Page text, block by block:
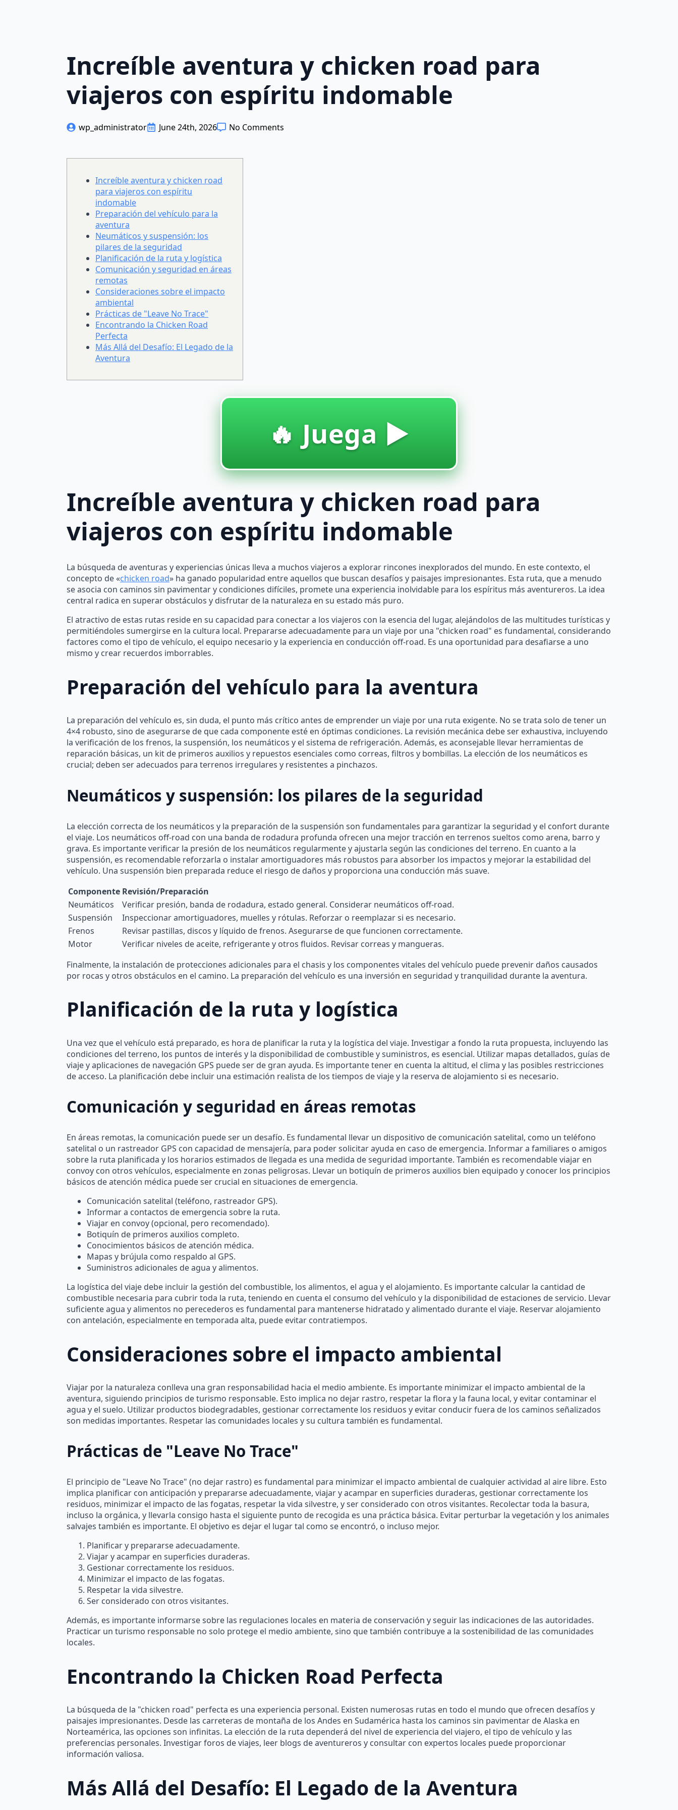
Increíble aventura y chicken road para
viajeros con espíritu indomable
wp_administrator June 24th, 2026 No Comments
Increíble aventura y chicken road
para viajeros con espíritu
indomable
Preparación del vehículo para la
aventura
Neumáticos y suspensión: los
pilares de la seguridad
Planificación de la ruta y logística
Comunicación y seguridad en áreas
remotas
Consideraciones sobre el impacto
ambiental
Prácticas de "Leave No Trace"
Encontrando la Chicken Road
Perfecta
Más Allá del Desafío: El Legado de la
Aventura
🔥 Juega ▶️
Increíble aventura y chicken road para
viajeros con espíritu indomable
La búsqueda de aventuras y experiencias únicas lleva a muchos viajeros a explorar rincones inexplorados del mundo. En este contexto, el
concepto de «chicken road» ha ganado popularidad entre aquellos que buscan desafíos y paisajes impresionantes. Esta ruta, que a menudo
se asocia con caminos sin pavimentar y condiciones difíciles, promete una experiencia inolvidable para los espíritus más aventureros. La idea
central radica en superar obstáculos y disfrutar de la naturaleza en su estado más puro.
El atractivo de estas rutas reside en su capacidad para conectar a los viajeros con la esencia del lugar, alejándolos de las multitudes turísticas y
permitiéndoles sumergirse en la cultura local. Prepararse adecuadamente para un viaje por una "chicken road" es fundamental, considerando
factores como el tipo de vehículo, el equipo necesario y la experiencia en conducción off-road. Es una oportunidad para desafiarse a uno
mismo y crear recuerdos imborrables.
Preparación del vehículo para la aventura
La preparación del vehículo es, sin duda, el punto más crítico antes de emprender un viaje por una ruta exigente. No se trata solo de tener un
4×4 robusto, sino de asegurarse de que cada componente esté en óptimas condiciones. La revisión mecánica debe ser exhaustiva, incluyendo
la verificación de los frenos, la suspensión, los neumáticos y el sistema de refrigeración. Además, es aconsejable llevar herramientas de
reparación básicas, un kit de primeros auxilios y repuestos esenciales como correas, filtros y bombillas. La elección de los neumáticos es
crucial; deben ser adecuados para terrenos irregulares y resistentes a pinchazos.
Neumáticos y suspensión: los pilares de la seguridad
La elección correcta de los neumáticos y la preparación de la suspensión son fundamentales para garantizar la seguridad y el confort durante
el viaje. Los neumáticos off-road con una banda de rodadura profunda ofrecen una mejor tracción en terrenos sueltos como arena, barro y
grava. Es importante verificar la presión de los neumáticos regularmente y ajustarla según las condiciones del terreno. En cuanto a la
suspensión, es recomendable reforzarla o instalar amortiguadores más robustos para absorber los impactos y mejorar la estabilidad del
vehículo. Una suspensión bien preparada reduce el riesgo de daños y proporciona una conducción más suave.
Componente Revisión/Preparación
Neumáticos
Verificar presión, banda de rodadura, estado general. Considerar neumáticos off-road.
Suspensión
Inspeccionar amortiguadores, muelles y rótulas. Reforzar o reemplazar si es necesario.
Frenos
Revisar pastillas, discos y líquido de frenos. Asegurarse de que funcionen correctamente.
Motor
Verificar niveles de aceite, refrigerante y otros fluidos. Revisar correas y mangueras.
Finalmente, la instalación de protecciones adicionales para el chasis y los componentes vitales del vehículo puede prevenir daños causados
por rocas y otros obstáculos en el camino. La preparación del vehículo es una inversión en seguridad y tranquilidad durante la aventura.
Planificación de la ruta y logística
Una vez que el vehículo está preparado, es hora de planificar la ruta y la logística del viaje. Investigar a fondo la ruta propuesta, incluyendo las
condiciones del terreno, los puntos de interés y la disponibilidad de combustible y suministros, es esencial. Utilizar mapas detallados, guías de
viaje y aplicaciones de navegación GPS puede ser de gran ayuda. Es importante tener en cuenta la altitud, el clima y las posibles restricciones
de acceso. La planificación debe incluir una estimación realista de los tiempos de viaje y la reserva de alojamiento si es necesario.
Comunicación y seguridad en áreas remotas
En áreas remotas, la comunicación puede ser un desafío. Es fundamental llevar un dispositivo de comunicación satelital, como un teléfono
satelital o un rastreador GPS con capacidad de mensajería, para poder solicitar ayuda en caso de emergencia. Informar a familiares o amigos
sobre la ruta planificada y los horarios estimados de llegada es una medida de seguridad importante. También es recomendable viajar en
convoy con otros vehículos, especialmente en zonas peligrosas. Llevar un botiquín de primeros auxilios bien equipado y conocer los principios
básicos de atención médica puede ser crucial en situaciones de emergencia.
Comunicación satelital (teléfono, rastreador GPS).
Informar a contactos de emergencia sobre la ruta.
Viajar en convoy (opcional, pero recomendado).
Botiquín de primeros auxilios completo.
Conocimientos básicos de atención médica.
Mapas y brújula como respaldo al GPS.
Suministros adicionales de agua y alimentos.
La logística del viaje debe incluir la gestión del combustible, los alimentos, el agua y el alojamiento. Es importante calcular la cantidad de
combustible necesaria para cubrir toda la ruta, teniendo en cuenta el consumo del vehículo y la disponibilidad de estaciones de servicio. Llevar
suficiente agua y alimentos no perecederos es fundamental para mantenerse hidratado y alimentado durante el viaje. Reservar alojamiento
con antelación, especialmente en temporada alta, puede evitar contratiempos.
Consideraciones sobre el impacto ambiental
Viajar por la naturaleza conlleva una gran responsabilidad hacia el medio ambiente. Es importante minimizar el impacto ambiental de la
aventura, siguiendo principios de turismo responsable. Esto implica no dejar rastro, respetar la flora y la fauna local, y evitar contaminar el
agua y el suelo. Utilizar productos biodegradables, gestionar correctamente los residuos y evitar conducir fuera de los caminos señalizados
son medidas importantes. Respetar las comunidades locales y su cultura también es fundamental.
Prácticas de "Leave No Trace"
El principio de "Leave No Trace" (no dejar rastro) es fundamental para minimizar el impacto ambiental de cualquier actividad al aire libre. Esto
implica planificar con anticipación y prepararse adecuadamente, viajar y acampar en superficies duraderas, gestionar correctamente los
residuos, minimizar el impacto de las fogatas, respetar la vida silvestre, y ser considerado con otros visitantes. Recolectar toda la basura,
incluso la orgánica, y llevarla consigo hasta el siguiente punto de recogida es una práctica básica. Evitar perturbar la vegetación y los animales
salvajes también es importante. El objetivo es dejar el lugar tal como se encontró, o incluso mejor.
Planificar y prepararse adecuadamente.
Viajar y acampar en superficies duraderas.
Gestionar correctamente los residuos.
Minimizar el impacto de las fogatas.
Respetar la vida silvestre.
Ser considerado con otros visitantes.
Además, es importante informarse sobre las regulaciones locales en materia de conservación y seguir las indicaciones de las autoridades.
Practicar un turismo responsable no solo protege el medio ambiente, sino que también contribuye a la sostenibilidad de las comunidades
locales.
Encontrando la Chicken Road Perfecta
La búsqueda de la "chicken road" perfecta es una experiencia personal. Existen numerosas rutas en todo el mundo que ofrecen desafíos y
paisajes impresionantes. Desde las carreteras de montaña de los Andes en Sudamérica hasta los caminos sin pavimentar de Alaska en
Norteamérica, las opciones son infinitas. La elección de la ruta dependerá del nivel de experiencia del viajero, el tipo de vehículo y las
preferencias personales. Investigar foros de viajes, leer blogs de aventureros y consultar con expertos locales puede proporcionar
información valiosa.
Más Allá del Desafío: El Legado de la Aventura